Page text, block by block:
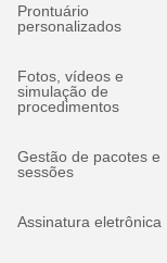
Prontuário
personalizados
Fotos, vídeos e
simulação de
procedimentos
Gestão de pacotes e
sessões
Assinatura eletrônica